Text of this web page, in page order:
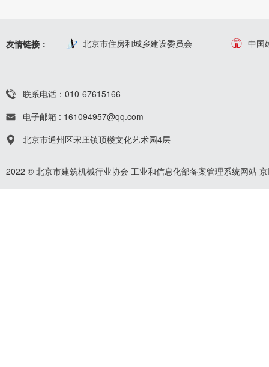
友情链接： 北京市住房和城乡建设委员会 中国
联系电话：010-67615166
电子邮箱 : 161094957@qq.com
北京市通州区宋庄镇顶楼文化艺术园4层
2022 © 北京市建筑机械行业协会 工业和信息化部备案管理系统网站